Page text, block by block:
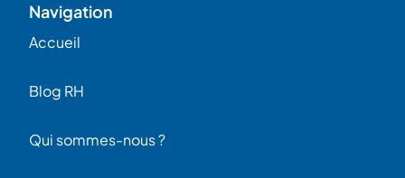
Navigation
Accueil
Blog RH
Qui sommes-nous ?